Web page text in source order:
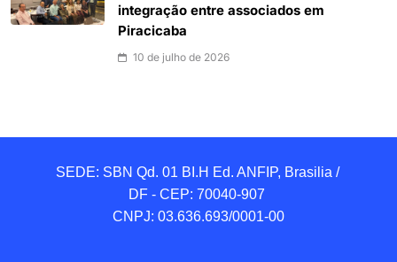
integração entre associados em
Piracicaba
10 de julho de 2026
SEDE: SBN Qd. 01 BI.H Ed. ANFIP, Brasilia /
DF - CEP: 70040-907
CNPJ: 03.636.693/0001-00